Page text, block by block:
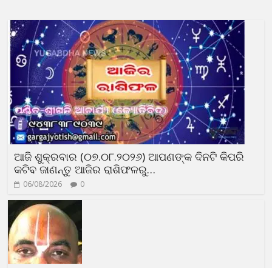
ଆଜି ଶୁକ୍ରବାର (୦୭.୦୮.୨୦୨୬) ଆପଣଙ୍କ ଦିନଟି କିପରି
କଟିବ ଜାଣନ୍ତୁ ଆଜିର ରାଶିଫଳରୁ…
06/08/2026 0